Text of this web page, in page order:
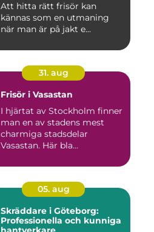
Att hitta rätt frisör kan
kännas som en utmaning
när man är på jakt e...
31. aug
Frisör i Vasastan
I hjärtat av Stockholm finner
man en av stadens mest
charmiga stadsdelar
Vasastan. Här bla...
05. aug
Skräddare i Göteborg:
Professionella och kunniga